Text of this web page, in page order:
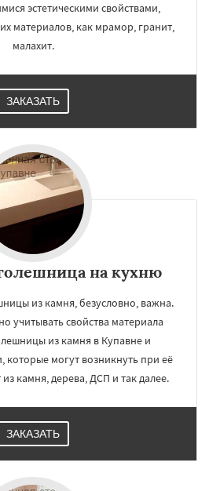
эстетическими свойствами,
материалов, как мрамор, гранит,
малахит.
ЗАКАЗАТЬ
на кухню
из камня, безусловно, важна.
учитывать свойства материала
из камня в Купавне и
которые могут возникнуть при её
камня, дерева, ДСП и так далее.
ЗАКАЗАТЬ